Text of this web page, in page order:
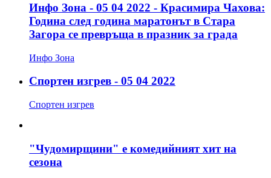
Инфо Зона - 05 04 2022 - Красимира Чахова:
Година след година маратонът в Стара
Загора се превръща в празник за града
Инфо Зона
Спортен изгрев - 05 04 2022
Спортен изгрев
"Чудомирщини" е комедийният хит на
сезона